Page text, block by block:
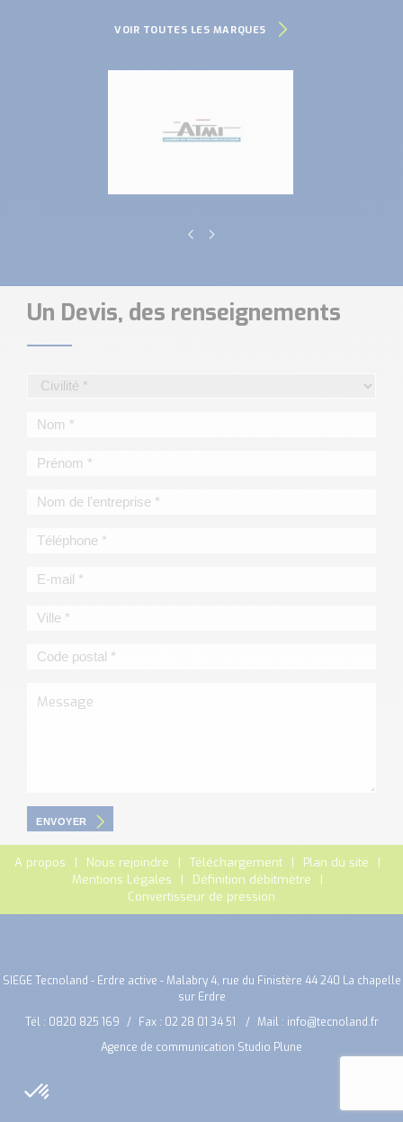
VOIR TOUTES LES MARQUES
Un Devis, des renseignements
ENVOYER
A propos Nous rejoindre Téléchargement
Plan du site
Mentions Légales
Définition débitmètre
Convertisseur de pression
SIEGE Tecnoland - Erdre active - Malabry 4, rue du Finistère 44 240 La chapelle
sur Erdre
Tél : 0820 825 169 Fax : 02 28 01 34 51 Mail : info@tecnoland.fr
Agence de communication Studio Plune